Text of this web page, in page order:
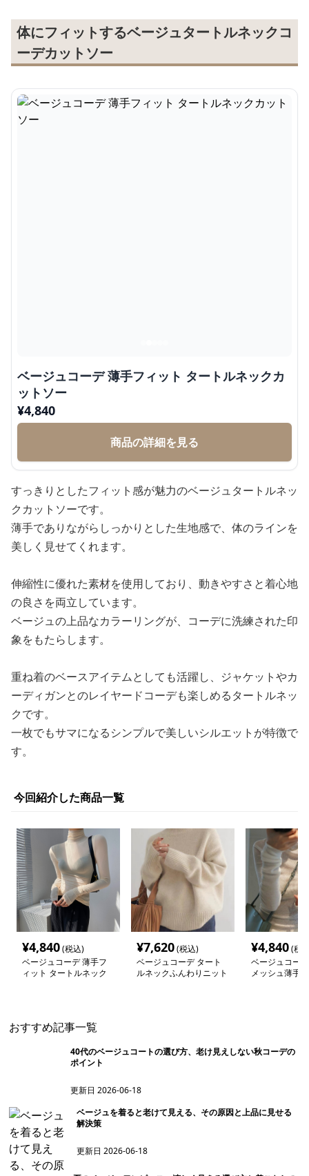
体にフィットするベージュタートルネックコ
ーデカットソー
ベージュコーデ 薄手フィット タートルネックカ
ットソー
¥4,840
商品の詳細を見る
すっきりとしたフィット感が魅力のベージュタートルネッ
クカットソーです。
薄手でありながらしっかりとした生地感で、体のラインを
美しく見せてくれます。
伸縮性に優れた素材を使用しており、動きやすさと着心地
の良さを両立しています。
ベージュの上品なカラーリングが、コーデに洗練された印
象をもたらします。
重ね着のベースアイテムとしても活躍し、ジャケットやカ
ーディガンとのレイヤードコーデも楽しめるタートルネッ
クです。
一枚でもサマになるシンプルで美しいシルエットが特徴で
す。
今回紹介した商品一覧
¥4,840(税込)
ベージュコーデ 薄手フ
ィット タートルネック
¥7,620(税込)
ベージュコーデ タート
ルネックふんわりニット
¥4,840(税
ベージュコー
メッシュ薄手
おすすめ記事一覧
40代のベージュコートの選び方、老け見えしない秋コーデの
ポイント
更新日 2026-06-18
ベージュを着ると老けて見える、その原因と上品に見せる
解決策
更新日2026-06-18